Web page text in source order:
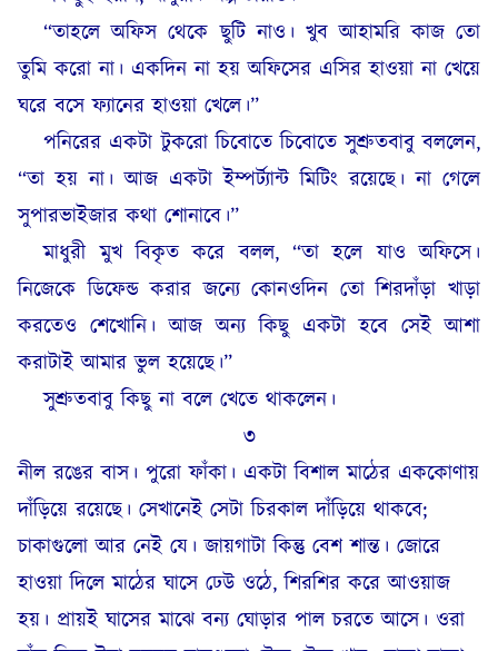
“তাহলে অফিস থেকে ছুটি নাও। খুব আহামরি কাজ তো
তুমি করো না। একদিন না হয় অফিসের এসির হাওয়া না খেয়ে
ঘরে বসে ফ্যানের হাওয়া খেলে।”
পনিরের একটা টুকরো চিবোতে চিবোতে সুশ্রুতবাবু বললেন,
“তা হয় না। আজ একটা ইম্পর্ট্যান্ট মিটিং রয়েছে। না গেলে
সুপারভাইজার কথা শোনাবে।”
মাধুরী মুখ বিকৃত করে বলল, “তা হলে যাও অফিসে।
নিজেকে ডিফেন্ড করার জন্যে কোনওদিন তো শিরদাঁড়া খাড়া
করতেও শেখোনি। আজ অন্য কিছু একটা হবে সেই আশা
করাটাই আমার ভুল হয়েছে।”
সুশ্রুতবাবু কিছু না বলে খেতে থাকলেন।
৩
নীল রঙের বাস। পুরো ফাঁকা। একটা বিশাল মাঠের এককোণায়
দাঁড়িয়ে রয়েছে। সেখানেই সেটা চিরকাল দাঁড়িয়ে থাকবে;
চাকাগুলো আর নেই যে। জায়গাটা কিন্তু বেশ শান্ত। জোরে
হাওয়া দিলে মাঠের ঘাসে ঢেউ ওঠে, শিরশির করে আওয়াজ
হয়। প্রায়ই ঘাসের মাঝে বন্য ঘোড়ার পাল চরতে আসে। ওরা